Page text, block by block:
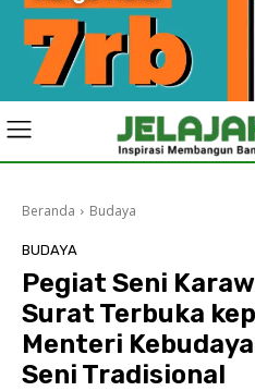
Beranda Budaya
BUDAYA
Pegiat Seni
Surat Terbuka
Menteri
Seni Tradisional